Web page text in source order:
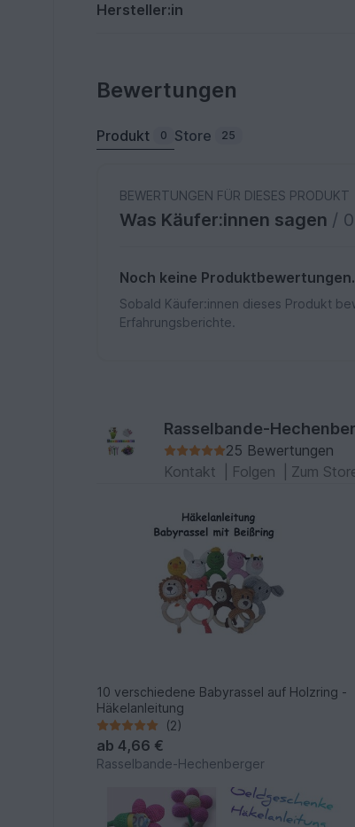
Hersteller:in
Bewertungen
Produkt 0 Store 25
BEWERTUNGEN FÜR DIESES PRODUKT
Was Käufer:innen sagen / 0
Noch keine Produktbewertungen.
Sobald Käufer:innen dieses Produkt
Erfahrungsberichte.
Rasselbande-
25 Bewertungen
Kontakt
Folgen Zum
10 verschiedene Babyrassel auf Holzring -
Häkelanleitung
(2)
ab4,66 €
Rasselbande-Hechenberger